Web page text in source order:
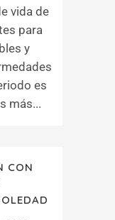
vida de
para
y
es
más...
CON